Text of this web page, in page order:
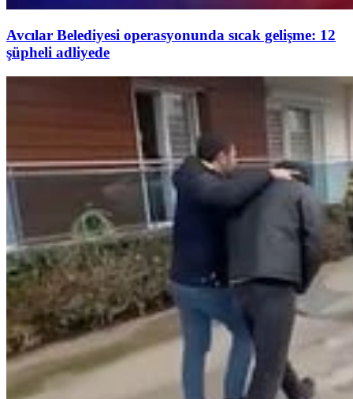
Avcılar Belediyesi operasyonunda sıcak gelişme: 12
şüpheli adliyede